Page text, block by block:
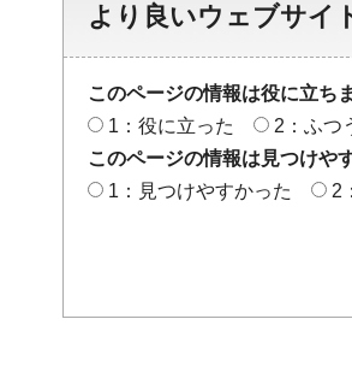
より良いウェブサイ
このページの情報は役に立ち
1：役に立った
2：ふつ
このページの情報は見つけや
1：見つけやすかった
2